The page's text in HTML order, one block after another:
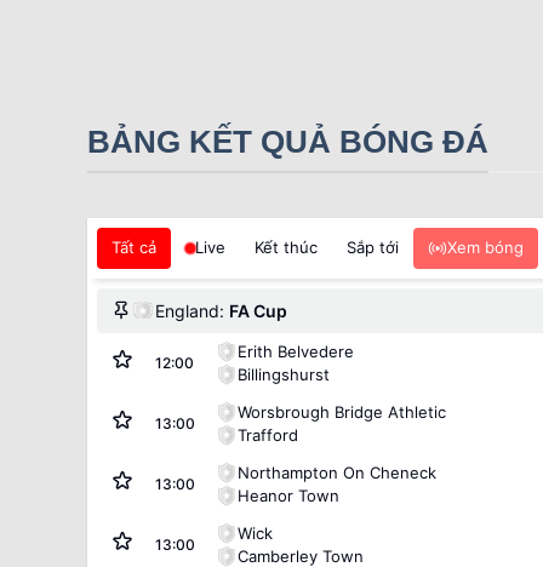
BẢNG KẾT QUẢ BÓNG ĐÁ
Tất cả Live Kết thúc Sắp tới Xem bóng
England: FA Cup
12:00
Erith Belvedere
Billingshurst
13:00
Worsbrough Bridge Athletic
Trafford
13:00
Northampton On Cheneck
Heanor Town
13:00
Wick
Camberley Town